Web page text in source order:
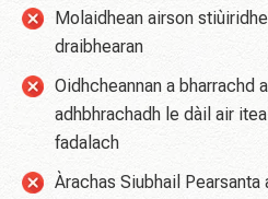
Molaidhean airson
draibhearan
Oidhcheannan a bharrachd
adhbhrachadh le dàil air
fadalach
Àrachas Siubhail Pearsanta